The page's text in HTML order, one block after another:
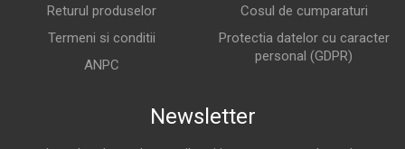
Returul produselor
Termeni si conditii
ANPC
Cosul de cumparaturi
Protectia datelor cu caracter
personal (GDPR)
Newsletter